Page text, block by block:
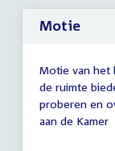
Motie
Motie van het
de ruimte
proberen en
aan de Kamer